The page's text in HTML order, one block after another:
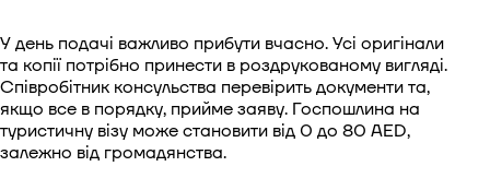
У день подачі важливо прибути вчасно. Усі оригінали
та копії потрібно принести в роздрукованому вигляді.
Співробітник консульства перевірить документи та,
якщо все в порядку, прийме заяву. Госпошлина на
туристичну візу може становити від 0 до 80 AED,
залежно від громадянства.